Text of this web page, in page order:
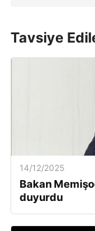
Tavsiye
14/12/2025
Bakan
duyurdu